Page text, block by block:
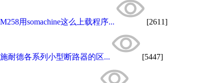
M258用somachine这么上载程序... [2611]
施耐德各系列小型断路器的区... [5447]